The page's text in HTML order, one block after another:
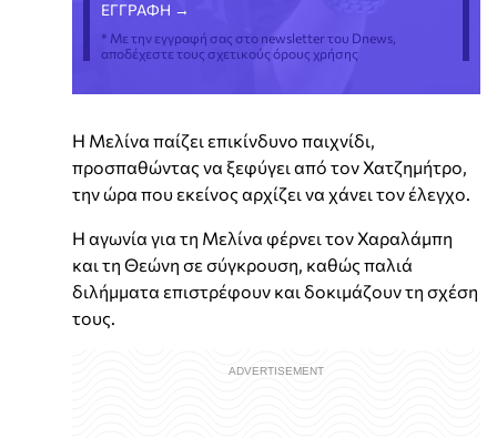
* Με την εγγραφή σας στο newsletter του Dnews,
αποδέχεστε τους σχετικούς όρους χρήσης
Η Μελίνα παίζει επικίνδυνο παιχνίδι,
προσπαθώντας να ξεφύγει από τον Χατζημήτρο,
την ώρα που εκείνος αρχίζει να χάνει τον έλεγχο.
Η αγωνία για τη Μελίνα φέρνει τον Χαραλάμπη
και τη Θεώνη σε σύγκρουση, καθώς παλιά
διλήμματα επιστρέφουν και δοκιμάζουν τη σχέση
τους.